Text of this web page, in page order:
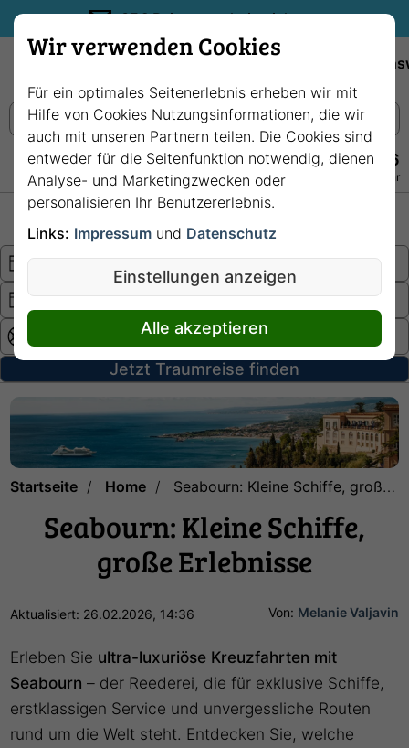
35€ Reisegutschein sichern.
+49 228 3875 7256
Persönlich · Kostenlos · Täglich 08–22 Uhr
Jetzt Traumreise finden
Startseite Home Seabourn: Kleine Schiffe, große Erlebnisse
Seabourn: Kleine Schiffe,
große Erlebnisse
Von: Melanie Valjavin
Aktualisiert: 26.02.2026, 14:36
Erleben Sie ultra-luxuriöse Kreuzfahrten mit
Seabourn – der Reederei, die für exklusive Schiffe,
erstklassigen Service und unvergessliche Routen
rund um die Welt steht. Entdecken Sie, welche
Wir verwenden Cookies
Für ein optimales Seitenerlebnis erheben wir mit
Hilfe von Cookies Nutzungsinformationen, die wir
auch mit unseren Partnern teilen. Die Cookies sind
entweder für die Seitenfunktion notwendig, dienen
Analyse- und Marketingzwecken oder
personalisieren Ihr Benutzererlebnis.
Links: Impressum und Datenschutz
Einstellungen anzeigen
Alle akzeptieren